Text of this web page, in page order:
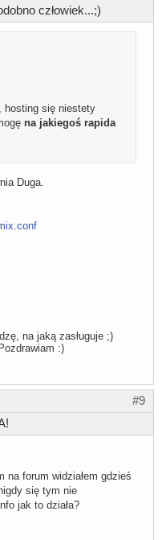
człowiek...;)
hosting się niestety
na jakiegoś rapida
Duga.
na jaką zasługuje ;)
:)
#9
forum widziałem gdzieś
się tym nie
jak to działa?